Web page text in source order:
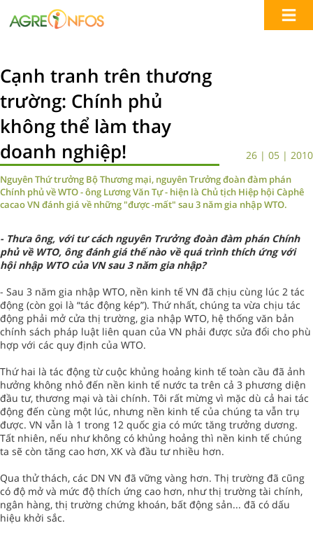
Cạnh tranh trên thương
trường: Chính phủ
không thể làm thay
doanh nghiệp!
26 | 05 | 2010
Nguyên Thứ trưởng Bộ Thương mại, nguyên Trưởng đoàn đàm phán
Chính phủ về WTO - ông Lương Văn Tự - hiện là Chủ tịch Hiệp hội Càphê
cacao VN đánh giá về những "được -mất" sau 3 năm gia nhập WTO.
- Thưa ông, với tư cách nguyên Trưởng đoàn đàm phán Chính
phủ về WTO, ông đánh giá thế nào về quá trình thích ứng với
hội nhập WTO của VN sau 3 năm gia nhập?
- Sau 3 năm gia nhập WTO, nền kinh tế VN đã chịu cùng lúc 2 tác
động (còn gọi là “tác động kép”). Thứ nhất, chúng ta vừa chịu tác
động phải mở cửa thị trường, gia nhập WTO, hệ thống văn bản
chính sách pháp luật liên quan của VN phải được sửa đổi cho phù
hợp với các quy định của WTO.
Thứ hai là tác động từ cuộc khủng hoảng kinh tế toàn cầu đã ảnh
hưởng không nhỏ đến nền kinh tế nước ta trên cả 3 phương diện
đầu tư, thương mại và tài chính. Tôi rất mừng vì mặc dù cả hai tác
động đến cùng một lúc, nhưng nền kinh tế của chúng ta vẫn trụ
được. VN vẫn là 1 trong 12 quốc gia có mức tăng trưởng dương.
Tất nhiên, nếu như không có khủng hoảng thì nền kinh tế chúng
ta sẽ còn tăng cao hơn, XK và đầu tư nhiều hơn.
Qua thử thách, các DN VN đã vững vàng hơn. Thị trường đã cũng
có độ mở và mức độ thích ứng cao hơn, như thị trường tài chính,
ngân hàng, thị trường chứng khoán, bất động sản... đã có dấu
hiệu khởi sắc.